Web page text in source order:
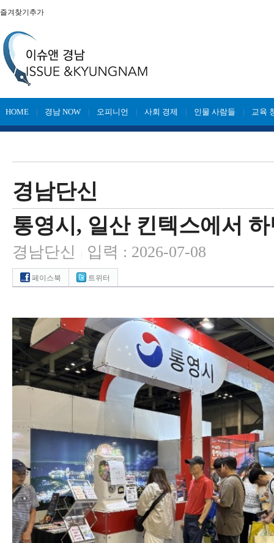
즐겨찾기추가
HOME 경남 NOW 오피니언 사회 경제 인물 사람들 교육
경남단신
통영시, 일산 킨텍스에서
경남단신 입력 : 2026-07-08
페이스북 트위터